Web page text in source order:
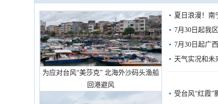
为应对台风“美莎克” 北海外沙码头渔船
回港避风
夏日浪漫！南
7月30日起我
7月30日起广
天气实况和未
受台风“红霞”